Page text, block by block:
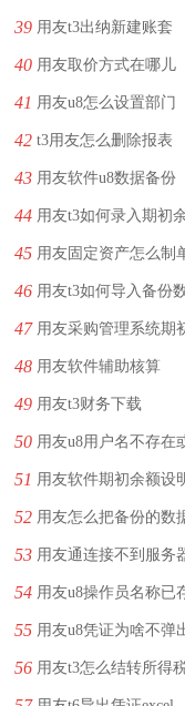
39 用友t3出纳新建账套
40 用友取价方式在哪儿
41 用友u8怎么设置部门
42 t3用友怎么删除报表
43 用友软件u8数据备份
44 用友t3如何录入期初
45 用友固定资产怎么制
46 用友t3如何导入备份
47 用友采购管理系统期
48 用友软件辅助核算
49 用友t3财务下载
50 用友u8用户名不存在
51 用友软件期初余额设
52 用友怎么把备份的数
53 用友通连接不到服务
54 用友u8操作员名称已
55 用友u8凭证为啥不弹
56 用友t3怎么结转所得